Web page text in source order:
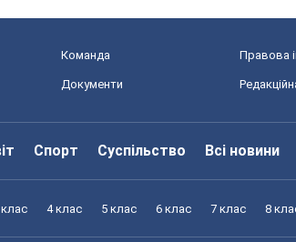
Команда Правова
Документи
Спорт Суспільство Всі новини
клас 4 клас 5 клас 6 клас 7 клас 8